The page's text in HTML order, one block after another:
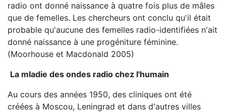
radio ont donné naissance à quatre fois plus de mâles
que de femelles. Les chercheurs ont conclu qu'il était
probable qu'aucune des femelles radio-identifiées n'ait
donné naissance à une progéniture féminine.
(Moorhouse et Macdonald 2005)
La mladie des ondes radio chez l'humain
Au cours des années 1950, des cliniques ont été
créées à Moscou, Leningrad et dans d'autres villes